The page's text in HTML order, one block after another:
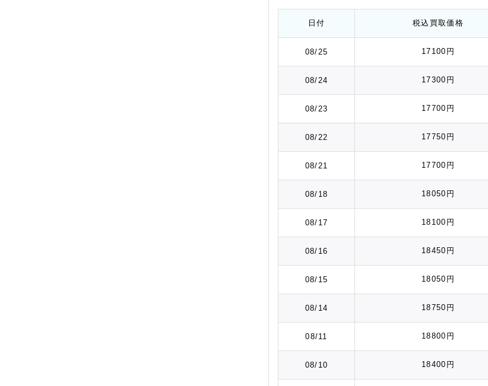
日付 税込 買取価格
08/25 17100円
08/24 17300円
08/23 17700円
08/22 17750円
08/21 17700円
08/18 18050円
08/17 18100円
08/16 18450円
08/15 18050円
08/14 18750円
08/11 18800円
08/10 18400円